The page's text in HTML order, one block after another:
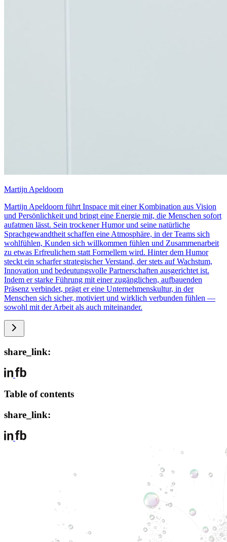
Martijn Apeldoorn
Martijn Apeldoorn führt Inspace mit einer Kombination aus Vision
und Persönlichkeit und bringt eine Energie mit, die Menschen sofort
aufatmen lässt. Sein trockener Humor und seine natürliche
Sprachgewandtheit schaffen eine Atmosphäre, in der Teams sich
wohlfühlen, Kunden sich willkommen fühlen und Zusammenarbeit
zu etwas Erfreulichem statt Formellem wird. Hinter dem Humor
steckt ein scharfer strategischer Verstand, der stets auf Wachstum,
Innovation und bedeutungsvolle Partnerschaften ausgerichtet ist.
Indem er starke Führung mit einer zugänglichen, aufbauenden
Präsenz verbindet, prägt er eine Unternehmenskultur, in der
Menschen sich sicher, motiviert und wirklich verbunden fühlen —
sowohl mit der Arbeit als auch miteinander.
share_link:
Table of contents
share_link: